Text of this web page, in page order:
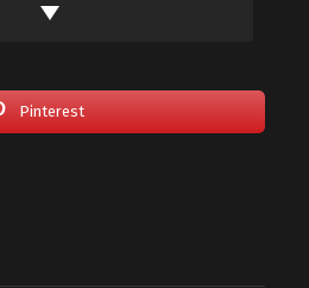
Pinterest